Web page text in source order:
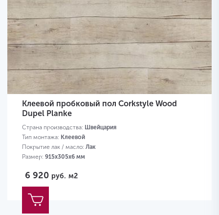
Клеевой пробковый пол Corkstyle Wood
Dupel Planke
Страна производства: Швейцария
Тип монтажа: Клеевой
Покрытие лак / масло: Лак
Размер: 915х305х6 мм
6 920 руб. м2